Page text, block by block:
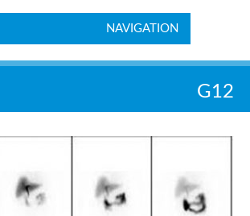
NAVIGATION
G12